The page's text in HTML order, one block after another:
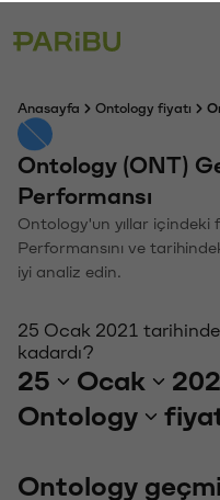
Anasayfa Ontology fiyatı
Ontology (ONT)
Performansı
Ontology'un yıllar içindeki
Performansını ve
iyi analiz edin.
25 Ocak 2021
kadardı?
25 Ocak
Ontology
Ontology